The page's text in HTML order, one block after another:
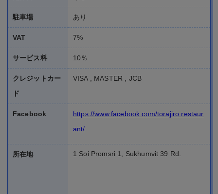
駐車場 あり
VAT 7%
サービス料 10％
クレジットカー
ド
VISA , MASTER , JCB
Facebook
https://www.facebook.com/torajiro.restaur
ant/
所在地 1 Soi Promsri 1, Sukhumvit 39 Rd.